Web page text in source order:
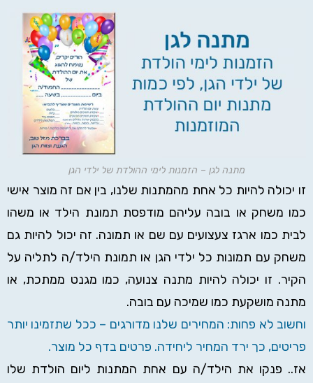
מתנה לגן – הזמנות לימי ההולדת של ילדי הגן
זו יכולה להיות כל אחת מהמתנות שלנו, בין אם זה מוצר אישי
כמו משחק או בובה עליהם מודפסת תמונת הילד או משהו
לבית כמו ארגז צעצועים עם שם או תמונה. זה יכול להיות גם
משחק עם תמונות כל ילדי הגן או תמונת הילד/ה לתליה על
הקיר. זו יכולה להיות מתנה צנועה, כמו מגנט ממתכת, או
מתנה מושקעת כמו שמיכה עם בובה.
וחשוב לא פחות: המחירים שלנו מדורגים – ככל שתזמינו יותר
פריטים, כך ירד המחיר ליחידה. פרטים בדף כל מוצר.
אז.. פנקו את הילד/ה עם אחת המתנות ליום הולדת שלו